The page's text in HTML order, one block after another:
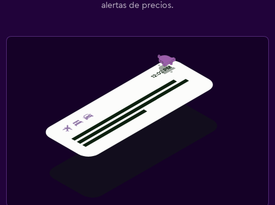
alertas de precios.